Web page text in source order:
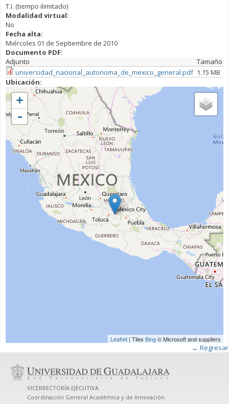
T.I. (tiempo ilimitado)
Modalidad virtual:
No
Fecha alta:
Miércoles 01 de Septiembre de 2010
Documento PDF:
Adjunto
Tamaño
universidad_nacional_autonoma_de_mexico_general.pdf 1.15 MB
Ubicación:
+
-
Leaflet | Tiles Bing© Microsoft and suppliers
← Regresar
VICERRECTORÍA EJECUTIVA
Coordinación General Académica y de Innovación